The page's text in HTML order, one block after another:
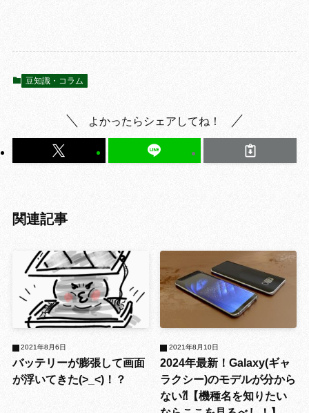
豆知識・コラム
よかったらシェアしてね！
関連記事
バッテリーが膨張して画面
が浮いてきた(>_<)！？
2021年8月6日
2024年最新！Galaxy(ギャ
ラクシー)のモデルが分から
ない⁈【機種名を知りたい
2021年8月10日